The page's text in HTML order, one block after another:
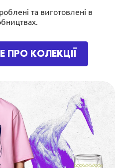
та виготовлені в
ПРО КОЛЕКЦІЇ